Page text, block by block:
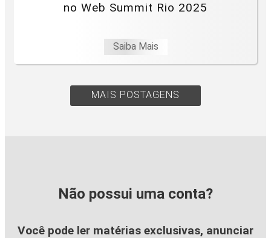
no Web Summit Rio 2025
Saiba Mais
MAIS POSTAGENS
Não possui uma conta?
Você pode ler matérias exclusivas, anunciar